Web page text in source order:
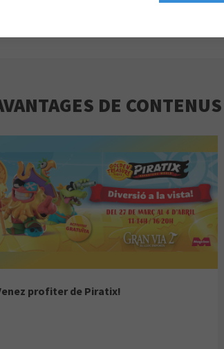
DE CONTENUS
profiter de Piratix!